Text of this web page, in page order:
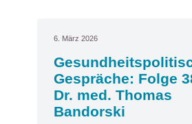
6. März 2026
Gespräche: Folge
Dr. med. Thomas
Bandorski